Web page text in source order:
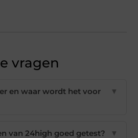
vragen
en waar wordt het voor
▼
van 24high goed getest? ▼